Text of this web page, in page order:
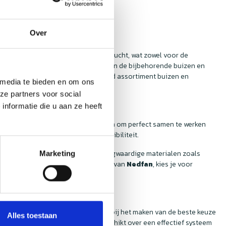
Over
te bieden en om ons
partners voor social
die u aan ze heeft
Marketing
Alles toestaan
om te zorgen voor een zuivere lucht, wat zowel voor de
waar de kwaliteit van de bijbehorende buizen en
Bij Nedfan
vind je een breed assortiment buizen en
en hulpstukken zijn ontworpen om perfect samen te werken
zonder zorgen over compatibiliteit.
zijn gemaakt van hoogwaardige materialen zoals
Als je kiest voor de producten van Nedfan, kies je voor
te adviseren en te ondersteunen bij het maken van de beste keuze
ervoor dat elke horecakeuken beschikt over een effectief systeem